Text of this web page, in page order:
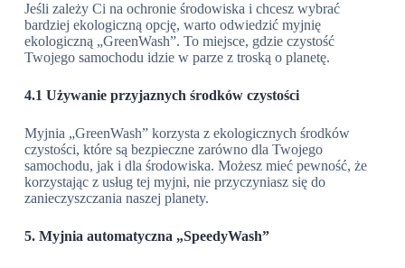
Jeśli zależy Ci na ochronie środowiska i chcesz wybrać
bardziej ekologiczną opcję, warto odwiedzić myjnię
ekologiczną „GreenWash”. To miejsce, gdzie czystość
Twojego samochodu idzie w parze z troską o planetę.
4.1 Używanie przyjaznych środków czystości
Myjnia „GreenWash” korzysta z ekologicznych środków
czystości, które są bezpieczne zarówno dla Twojego
samochodu, jak i dla środowiska. Możesz mieć pewność, że
korzystając z usług tej myjni, nie przyczyniasz się do
zanieczyszczania naszej planety.
5. Myjnia automatyczna „SpeedyWash”